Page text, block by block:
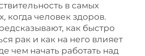
в самых
когда человек здоров.
как быстро
рак и как на него влияет
чем начать работать над